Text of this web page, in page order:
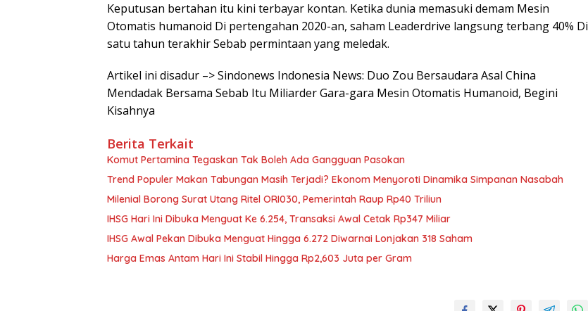
Keputusan bertahan itu kini terbayar kontan. Ketika dunia memasuki demam Mesin
Otomatis humanoid Di pertengahan 2020-an, saham Leaderdrive langsung terbang 40% Di
satu tahun terakhir Sebab permintaan yang meledak.
Artikel ini disadur –> Sindonews Indonesia News: Duo Zou Bersaudara Asal China
Mendadak Bersama Sebab Itu Miliarder Gara-gara Mesin Otomatis Humanoid, Begini
Kisahnya
Berita Terkait
Komut Pertamina Tegaskan Tak Boleh Ada Gangguan Pasokan
Trend Populer Makan Tabungan Masih Terjadi? Ekonom Menyoroti Dinamika Simpanan Nasabah
Milenial Borong Surat Utang Ritel ORI030, Pemerintah Raup Rp40 Triliun
IHSG Hari Ini Dibuka Menguat Ke 6.254, Transaksi Awal Cetak Rp347 Miliar
IHSG Awal Pekan Dibuka Menguat Hingga 6.272 Diwarnai Lonjakan 318 Saham
Harga Emas Antam Hari Ini Stabil Hingga Rp2,603 Juta per Gram